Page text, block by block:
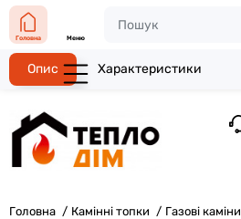
Головна Меню
Головна Камінні топки Газові каміни
Опис Характеристики